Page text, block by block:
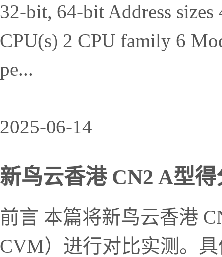
32-bit, 64-bit Address
CPU(s) 2 CPU family 6
pe...
2025-06-14
新鸟云香港 CN2 A型得
前言 本篇将新鸟云香港
CVM）进行对比实测。